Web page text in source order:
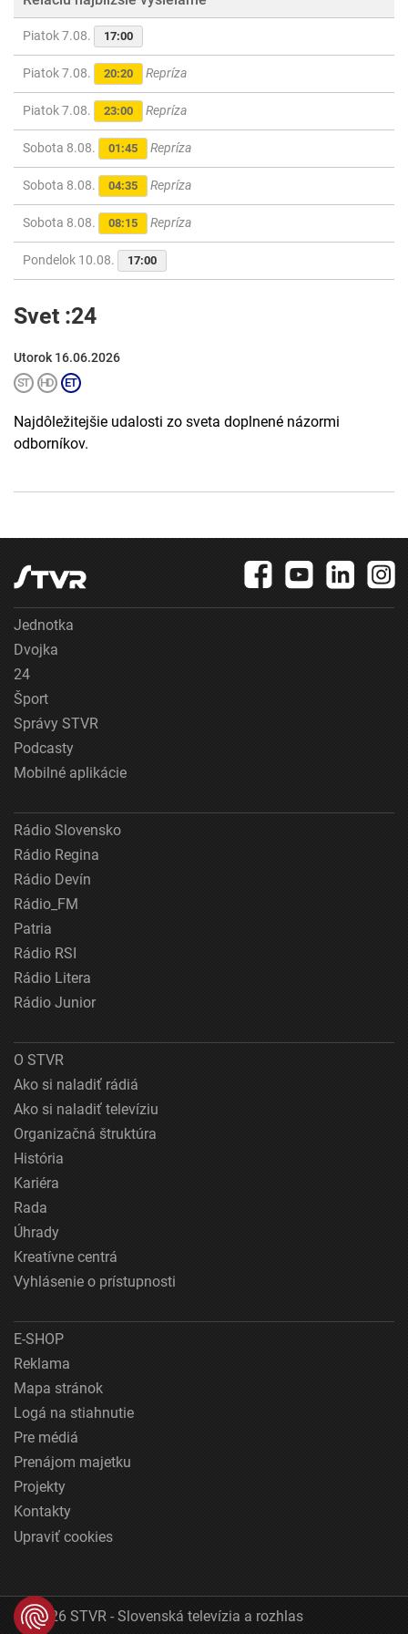
Piatok 7.08. 17:00
Piatok 7.08. 20:20 Repríza
Piatok 7.08. 23:00 Repríza
Sobota 8.08. 01:45 Repríza
Sobota 8.08. 04:35 Repríza
Sobota 8.08. 08:15 Repríza
Pondelok 10.08. 17:00
Svet :24
Utorok 16.06.2026
Najdôležitejšie udalosti zo sveta doplnené názormi
odborníkov.
Jednotka
Dvojka
24
Šport
Správy STVR
Podcasty
Mobilné aplikácie
Rádio Slovensko
Rádio Regina
Rádio Devín
Rádio_FM
Patria
Rádio RSI
Rádio Litera
Rádio Junior
O STVR
Ako si naladiť rádiá
Ako si naladiť televíziu
Organizačná štruktúra
História
Kariéra
Rada
Úhrady
Kreatívne centrá
Vyhlásenie o prístupnosti
E-SHOP
Reklama
Mapa stránok
Logá na stiahnutie
Pre médiá
Prenájom majetku
Projekty
Kontakty
Upraviť cookies
© 2026 STVR - Slovenská televízia a rozhlas